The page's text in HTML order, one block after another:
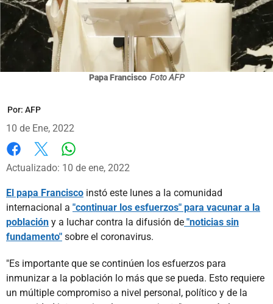
Papa Francisco Foto AFP
Por: AFP
10 de Ene, 2022
Facebook
X
Actualizado: 10 de ene, 2022
El papa Francisco instó este lunes a la comunidad
internacional a "continuar los esfuerzos" para vacunar a la
población y a luchar contra la difusión de "noticias sin
fundamento" sobre el coronavirus.
"Es importante que se continúen los esfuerzos para
inmunizar a la población lo más que se pueda. Esto requiere
un múltiple compromiso a nivel personal, político y de la